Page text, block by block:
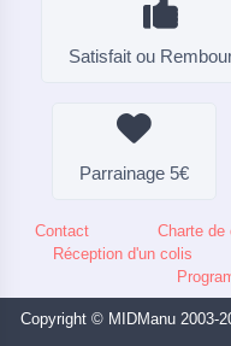
Satisfait ou
Parrainage 5€
Contact Charte de
Réception d'un colis
Copyright © MIDManu 2003-